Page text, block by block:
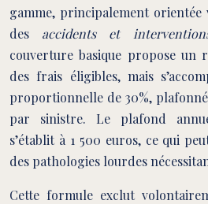
gamme, principalement
des accidents et
couverture basique propose un
des frais éligibles, mais
proportionnelle de 30%,
par sinistre. Le plafond
s’établit à 1 500 euros, ce qui
des pathologies lourdes
Cette formule exclut